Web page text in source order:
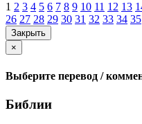
1 2 3 4 5 6 7 8 9 10 11 12 13
26 27 28 29 30 31 32 33 34 35
Закрыть
×
Выберите перевод /
Библии